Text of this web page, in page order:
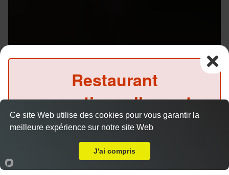
Menu V1 - Gyoza
Accueil Panier Compte
Restaurant
exceptionnellement
fermé ce soir
(Précommande possible)
Ce site Web utilise des cookies pour vous garantir la
meilleure expérience sur notre site Web
J'ai compris